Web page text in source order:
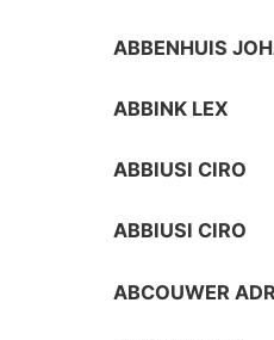
ABBENHUIS
ABBINK LEX
ABBIUSI CIRO
ABBIUSI CIRO
ABCOUWER